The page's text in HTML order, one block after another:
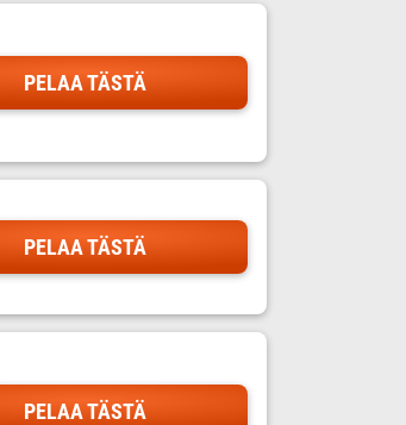
PELAA TÄSTÄ
PELAA TÄSTÄ
PELAA TÄSTÄ